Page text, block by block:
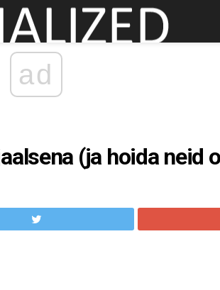
ad
(ja hoida neid